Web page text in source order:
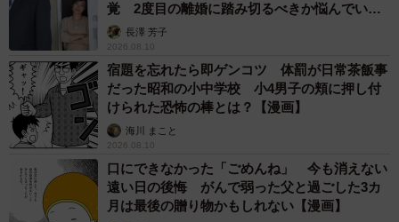
覚 2度目の離婚に踏み切るべきか悩んでいま
す【夫婦関係修復カウンセラーが解説】
長澤 芳子
2026.08.10
宿題を忘れたら即ゲンコツ 体罰が日常茶飯事
だった昭和の小中学校 小4男子の頬に押し付
けられた恐怖の棒とは？【漫画】
海川 まこと
2026.08.10
口にできなかった「ごめんね」 今も消えない
遠い日の後悔 がんで弱った父と過ごした3カ
月は最後の贈り物かもしれない【漫画】